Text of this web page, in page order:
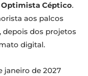
Optimista Céptico.
aos palcos
dos projetos
digital.
janeiro de 2027